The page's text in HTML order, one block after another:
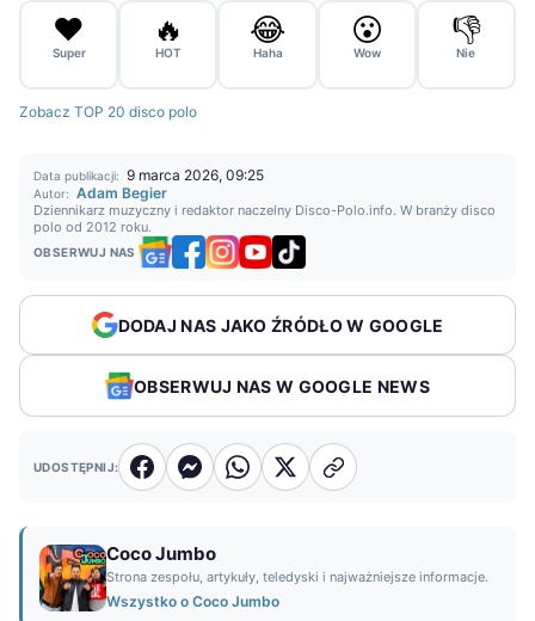
❤️
Super
🔥
HOT
😂
Haha
😮
Wow
👎
Nie
Zobacz TOP 20 disco polo
Data publikacji: 9 marca 2026, 09:25
Autor: Adam Begier
Dziennikarz muzyczny i redaktor naczelny Disco-Polo.info. W branży disco
polo od 2012 roku.
OBSERWUJ NAS
DODAJ NAS JAKO ŹRÓDŁO W GOOGLE
OBSERWUJ NAS W GOOGLE NEWS
UDOSTĘPNIJ:
Coco Jumbo
Strona zespołu, artykuły, teledyski i najważniejsze informacje.
Wszystko o Coco Jumbo